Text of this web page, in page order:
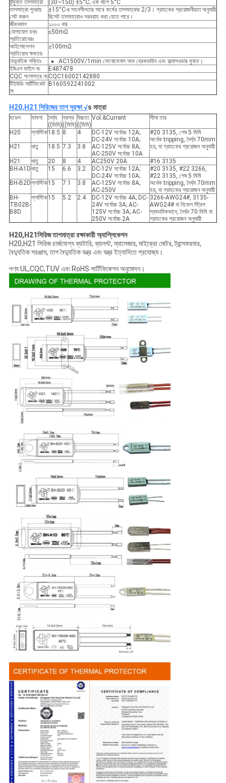
উন্মুক্ত তাপমাত্রা
(30~150) ±5°C; এক ধাপে 5°C
তাপমাত্রা পুনরায়
সেট করুন
±15°C-র সহনশীলতার সাথে কর্মের তাপমাত্রার 2/3। গ্রাহকের প্রয়োজনীয়তা অনুযায়ী
রিসেট তাপমাত্রাও সরবরাহ করা যেতে পারে।
জীবনকাল
১০০০ বার
যোগাযোগ বন্ধ
প্রতিরোধেরঃ
≤50mΩ
আইসোলেশন
প্রতিরোধ ক্ষমতাঃ
≥100mΩ
বৈদ্যুতিক শক্তিঃ
AC1500V/1min ফেনোমেনাস অফ ব্রেকডাউন এবং ফ্ল্যাশওভার মুক্ত।
ইউএল ফাইল নং
E487478
CQC শংসাপত্র নং CQC16002142880
টিইউভি সার্টিফিকেট
নং
B160592241002
H20,H21 সিরিজের তাপ সুরক্ষা √s মাত্রা
মডেল মামলা
দৈর্ঘ্য
((মিমি)
প্রস্থ
((মিমি)
উচ্চতা
((মিমি)
Vol.&Current সীসা তার
H20 প্লাস্টিক18.5 8 4
DC-12V সর্বোচ্চ 12A;
DC-24V সর্বোচ্চ 10A;
AC-125V সর্বোচ্চ 8A;
AC-250V সর্বোচ্চ 10A
#20 3135, শেষ 5 মিমি
অর্ধেক tripping, দৈর্ঘ্য 70mm
হয়, বা গ্রাহকের প্রয়োজন অনুযায়ী
H21 ধাতু 18.5 7.3 3.8
H21 ধাতু 20 8 4 AC250V 20A
#16 3135
BH-A1Dধাতু 15 6.6 3.2
DC-12V সর্বোচ্চ 12A;
DC-24V সর্বোচ্চ 10A;
AC-125V সর্বোচ্চ 8A;
AC-250V
#20 3135, #22 3266,
#22 3135, শেষ 5 মিমি
অর্ধেক tripping, দৈর্ঘ্য 70mm
হয়, বা গ্রাহকের প্রয়োজন অনুযায়ী
BH-B2Dপ্লাস্টিক15 7.1 3.8
BH-
TB02B-
B8D
প্লাস্টিক15 5.2 2.4
DC-12V সর্বোচ্চ 4A; DC-
24V সর্বোচ্চ 3A; AC-
125V সর্বোচ্চ 3A; AC-
250V সর্বোচ্চ 2A
3266-AWG24#, 3135-
AWG24# বা নিকেল স্ট্রিপ
স্বাভাবিকভাবে, দৈর্ঘ্য 70 মিমি বা
গ্রাহকের প্রয়োজন অনুযায়ী
H20,H21সিরিজ তাপমাত্রা রক্ষাকারী অ্যাপ্লিকেশন
H20,H21 সিরিজ চার্জযোগ্য ব্যাটারি, ব্যালস্ট, ম্যাসেজার, মাইক্রো মোটর, ট্রান্সফরমার,
বৈদ্যুতিক সরঞ্জাম, তাপ বৈদ্যুতিক যন্ত্র এবং যন্ত্র ইত্যাদিতে প্রযোজ্য।
পণ্য UL,CQC,TUV এবং RoHS সার্টিফিকেশন অনুমোদন।